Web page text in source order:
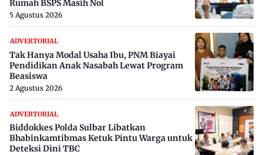
Rumah BSPS Masih Nol
5 Agustus 2026
ADVERTORIAL
Tak Hanya Modal Usaha Ibu, PNM Biayai
Pendidikan Anak Nasabah Lewat Program
Beasiswa
2 Agustus 2026
ADVERTORIAL
Biddokkes Polda Sulbar Libatkan
Bhabinkamtibmas Ketuk Pintu Warga untuk
Deteksi Dini TBC